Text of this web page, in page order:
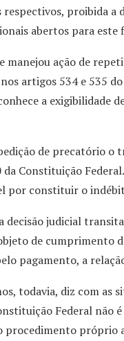
proibida a
abertos para este
ação de
artigos 534 e 535
a exigibilidade
de precatório o
Constituição
por constituir o
decisão judicial
de cumprimento
pagamento, a
todavia, diz com as
Federal não
próprio